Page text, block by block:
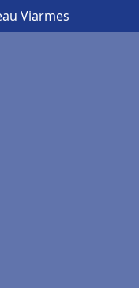
Viarmes